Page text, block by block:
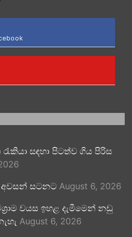
සඳහා පිටත්ව ගිය පිරිස
අවසන් සටනට August 6, 2026
වයස ඉහළ දැමීමෙන් නඩු
August 6, 2026